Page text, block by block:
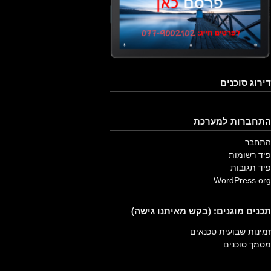
דירוג סוכנים
התחברות למערכת
התחבר
פיד רשומות
פיד תגובות
WordPress.org
תכנים מוגנים: (בקש מאיתנו גישה)
זמינות שבועית טכנאים
מסמך סוכנים